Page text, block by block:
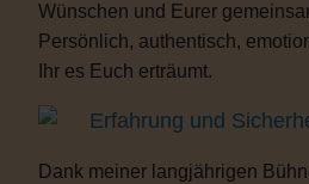
Wünschen und Eurer
Persönlich, authentisch,
Ihr es Euch erträumt.
Erfahrung und
Dank meiner langjährigen